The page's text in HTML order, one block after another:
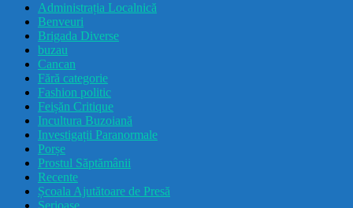
Administrația Localnică
Benveuri
Brigada Diverse
buzau
Cancan
Fără categorie
Fashion politic
Feișăn Critique
Incultura Buzoiană
Investigații Paranormale
Porșe
Prostul Săptămânii
Recente
Școala Ajutătoare de Presă